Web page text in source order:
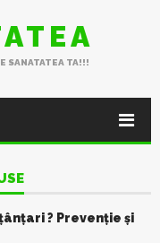
SANATATEA TA!!!
? Prevenție și